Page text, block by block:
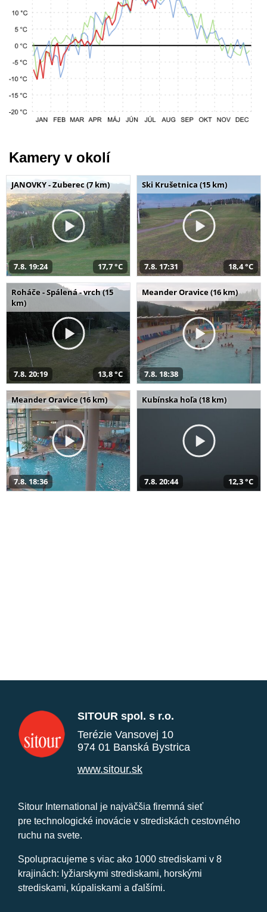
Kamery v okolí
JANOVKY - Zuberec (7 km)
7.8. 19:24 17,7 °C
Ski Krušetnica (15 km)
7.8. 17:31 18,4 °C
Roháče - Spálená - vrch (15
km)
7.8. 20:19 13,8 °C
Meander Oravice (16 km)
7.8. 18:38
Meander Oravice (16 km)
7.8. 18:36
Kubínska hoľa (18 km)
7.8. 20:44 12,3 °C
SITOUR spol. s r.o.
Terézie Vansovej 10
974 01 Banská Bystrica
www.sitour.sk
Sitour International je najväčšia firemná sieť
pre technologické inovácie v strediskách cestovného
ruchu na svete.
Spolupracujeme s viac ako 1000 strediskami v 8
krajinách: lyžiarskymi strediskami, horskými
strediskami, kúpaliskami a ďalšími.